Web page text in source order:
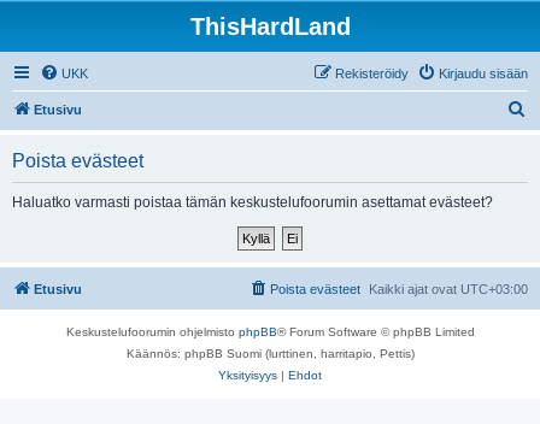
ThisHardLand
UKK Kirjaudu sisään
Rekisteröidy
Etusivu
Poista evästeet
Haluatko varmasti poistaa tämän keskustelufoorumin asettamat evästeet?
Etusivu Kaikki ajat ovat UTC+03:00
Poista evästeet
Keskustelufoorumin ohjelmisto phpBB® Forum Software © phpBB Limited
Käännös: phpBB Suomi (lurttinen, harritapio, Pettis)
Yksityisyys | Ehdot